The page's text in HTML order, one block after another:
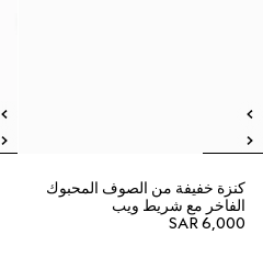
كنزة خفيفة من الصوف المحبوك
الفاخر مع شريط ويب
SAR 6,000